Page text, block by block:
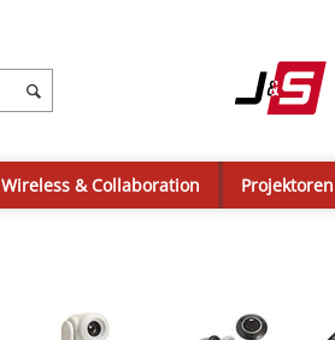
Wireless & Collaboration Projektoren